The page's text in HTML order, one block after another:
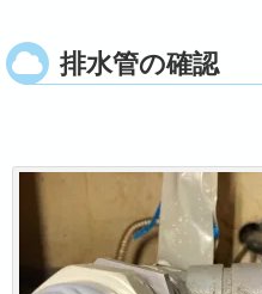
排水管の確認